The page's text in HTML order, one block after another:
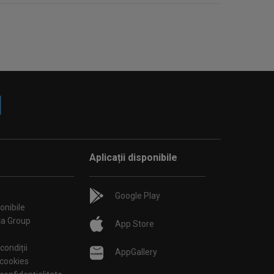
Group
Aplicații disponibile
Google Play
App Store
AppGallery